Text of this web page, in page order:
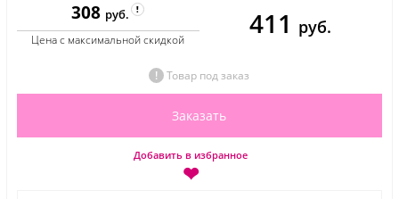
308 руб.
Цена с максимальной скидкой 411 руб.
Товар под заказ
Заказать
Добавить в избранное
❤